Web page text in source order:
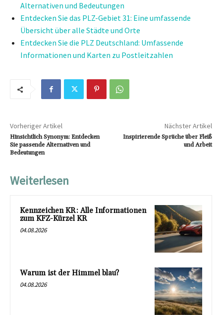
Alternativen und Bedeutungen
Entdecken Sie das PLZ-Gebiet 31: Eine umfassende
Übersicht über alle Städte und Orte
Entdecken Sie die PLZ Deutschland: Umfassende
Informationen und Karten zu Postleitzahlen
Vorheriger Artikel
Hinsichtlich Synonym: Entdecken
Sie passende Alternativen und
Bedeutungen
Nächster Artikel
Inspirierende Sprüche über Fleiß
und Arbeit
Weiterlesen
Kennzeichen KR: Alle Informationen
zum KFZ-Kürzel KR
04.08.2026
Warum ist der Himmel blau?
04.08.2026